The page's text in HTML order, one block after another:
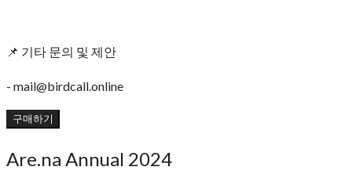
📌 기타 문의 및 제안
- mail@birdcall.online
구매하기
Are.na Annual 2024